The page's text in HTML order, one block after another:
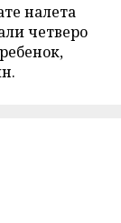
налета
четверо